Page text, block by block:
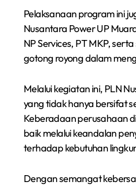
Pelaksanaan program ini
Nusantara Power UP
NP Services, PT MKP,
gotong royong dalam
Melalui kegiatan ini, PLN
yang tidak hanya bersifat
Keberadaan perusahaan
baik melalui keandalan
terhadap kebutuhan
Dengan semangat